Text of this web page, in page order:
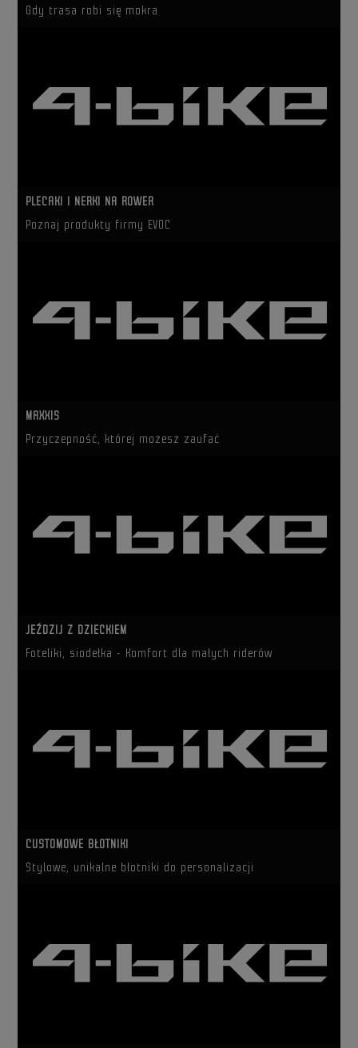
Gdy trasa robi się mokra
PLECAKI I NERKI NA ROWER
Poznaj produkty firmy EVOC
MAXXIS
Przyczepność, której możesz zaufać
JEŹDZIJ Z DZIECKIEM
Foteliki, siodełka - Komfort dla małych riderów
CUSTOMOWE BŁOTNIKI
Stylowe, unikalne błotniki do personalizacji